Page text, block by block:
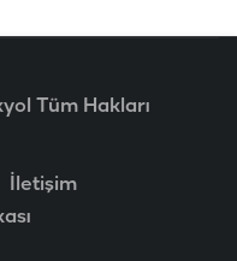
Tüm Hakları
İletişim